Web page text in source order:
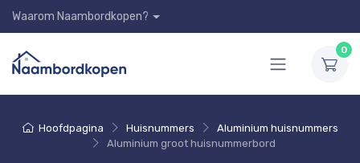
Waarom Naambordkopen?
0
Hoofdpagina Huisnummers
Aluminium huisnummers
Aluminium groot huisnummerbord